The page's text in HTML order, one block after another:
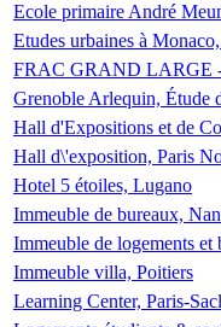
Ecole primaire André
Etudes urbaines à
FRAC GRAND LARGE -
Grenoble Arlequin, Étude
Hall d'Expositions et de
Hall d\'exposition, Paris
Hotel 5 étoiles, Lugano
Immeuble de bureaux,
Immeuble de logements
Immeuble villa, Poitiers
Learning Center, Paris-